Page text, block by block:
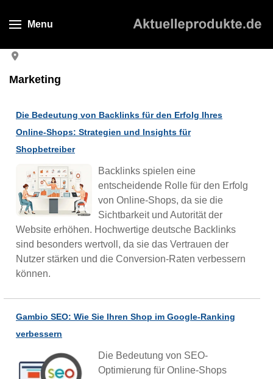
Menu
Marketing
Die Bedeutung von Backlinks für den Erfolg Ihres
Online-Shops: Strategien und Insights für
Shopbetreiber
Backlinks spielen eine
entscheidende Rolle für den Erfolg
von Online-Shops, da sie die
Sichtbarkeit und Autorität der
Website erhöhen. Hochwertige deutsche Backlinks
sind besonders wertvoll, da sie das Vertrauen der
Nutzer stärken und die Conversion-Raten verbessern
können.
Gambio SEO: Wie Sie Ihren Shop im Google-Ranking
verbessern
Die Bedeutung von SEO-
Optimierung für Online-Shops